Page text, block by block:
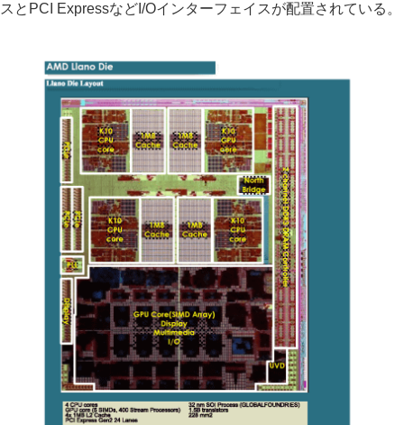
スとPCI ExpressなどI/Oインターフェイスが配置されている。